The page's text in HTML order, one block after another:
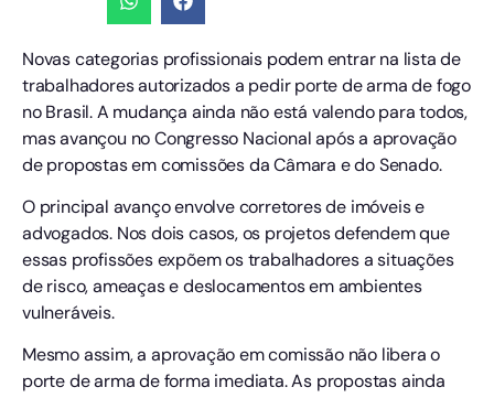
Novas categorias profissionais podem entrar na lista de
trabalhadores autorizados a pedir porte de arma de fogo
no Brasil. A mudança ainda não está valendo para todos,
mas avançou no Congresso Nacional após a aprovação
de propostas em comissões da Câmara e do Senado.
O principal avanço envolve corretores de imóveis e
advogados. Nos dois casos, os projetos defendem que
essas profissões expõem os trabalhadores a situações
de risco, ameaças e deslocamentos em ambientes
vulneráveis.
Mesmo assim, a aprovação em comissão não libera o
porte de arma de forma imediata. As propostas ainda